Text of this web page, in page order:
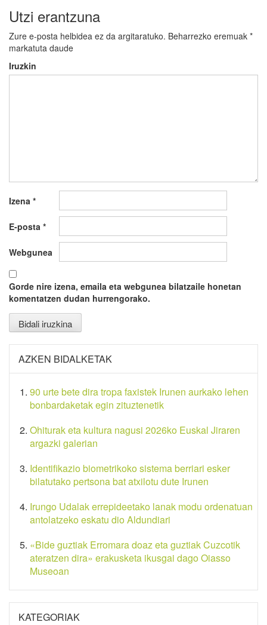
Utzi erantzuna
Zure e-posta helbidea ez da argitaratuko. Beharrezko eremuak *
markatuta daude
Iruzkin
Izena *
E-posta *
Webgunea
Gorde nire izena, emaila eta webgunea bilatzaile honetan
komentatzen dudan hurrengorako.
AZKEN BIDALKETAK
90 urte bete dira tropa faxistek Irunen aurkako lehen
bonbardaketak egin zituztenetik
Ohiturak eta kultura nagusi 2026ko Euskal Jiraren
argazki galerian
Identifikazio biometrikoko sistema berriari esker
bilatutako pertsona bat atxilotu dute Irunen
Irungo Udalak errepideetako lanak modu ordenatuan
antolatzeko eskatu dio Aldundiari
«Bide guztiak Erromara doaz eta guztiak Cuzcotik
ateratzen dira» erakusketa ikusgai dago Oiasso
Museoan
KATEGORIAK